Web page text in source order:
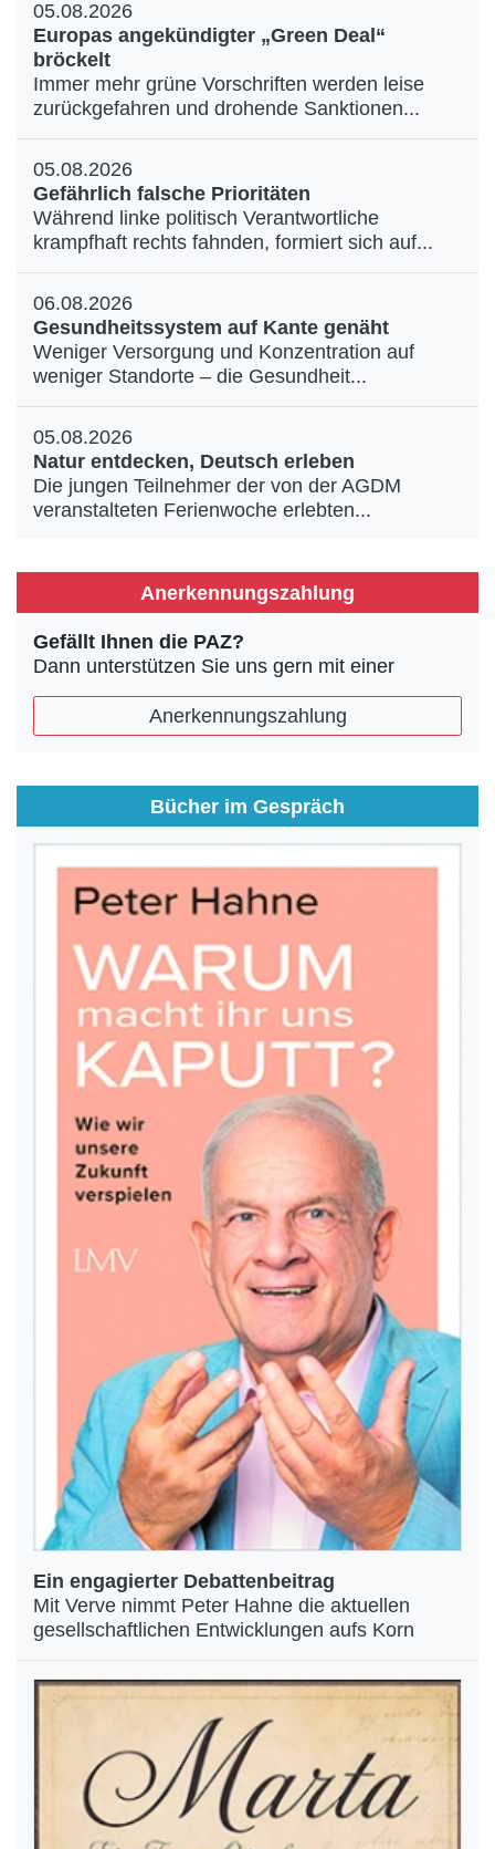
05.08.2026
Europas angekündigter „Green Deal“
bröckelt
Immer mehr grüne Vorschriften werden leise
zurückgefahren und drohende Sanktionen...
05.08.2026
Gefährlich falsche Prioritäten
Während linke politisch Verantwortliche
krampfhaft rechts fahnden, formiert sich auf...
06.08.2026
Gesundheitssystem auf Kante genäht
Weniger Versorgung und Konzentration auf
weniger Standorte – die Gesundheit...
05.08.2026
Natur entdecken, Deutsch erleben
Die jungen Teilnehmer der von der AGDM
veranstalteten Ferienwoche erlebten...
Anerkennungszahlung
Gefällt Ihnen die PAZ?
Dann unterstützen Sie uns gern mit einer
Anerkennungszahlung
Bücher im Gespräch
Ein engagierter Debattenbeitrag
Mit Verve nimmt Peter Hahne die aktuellen
gesellschaftlichen Entwicklungen aufs Korn